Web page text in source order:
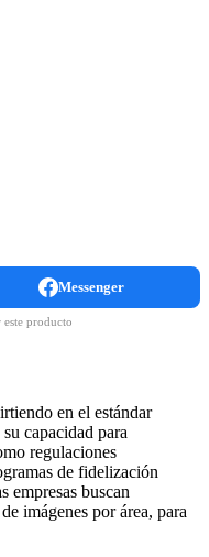
Messenger
producto
en el estándar
capacidad para
regulaciones
de fidelización
empresas buscan
imágenes por área, para